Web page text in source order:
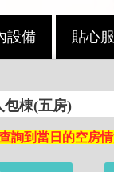
設備 貼心
包棟(五房)
詢到當日的空房